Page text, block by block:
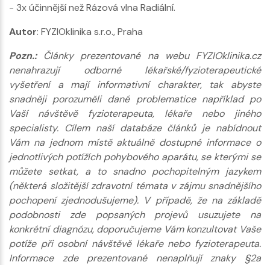
- 3x účinnější než Rázová vlna Radiální.
Autor: FYZIOklinika s.r.o., Praha
Pozn.:Články prezentované na webu FYZIOklinika.cz
nenahrazují odborné lékařské/fyzioterapeutické
vyšetření a mají informativní charakter, tak abyste
snadněji porozuměli dané problematice například po
Vaší návštěvě fyzioterapeuta, lékaře nebo jiného
specialisty. Cílem naší databáze článků je nabídnout
Vám na jednom místě aktuálně dostupné informace o
jednotlivých potížích pohybového aparátu, se kterými se
můžete setkat, a to snadno pochopitelným jazykem
(některá složitější zdravotní témata v zájmu snadnějšího
pochopení zjednodušujeme). V případě, že na základě
podobnosti zde popsaných projevů usuzujete na
konkrétní diagnózu, doporučujeme Vám konzultovat Vaše
potíže při osobní návštěvě lékaře nebo fyzioterapeuta.
Informace zde prezentované nenaplňují znaky §2a